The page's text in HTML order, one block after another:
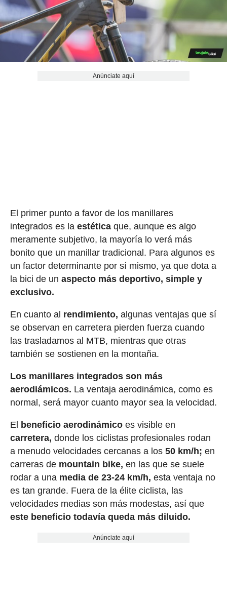
Anúnciate aquí
El primer punto a favor de los manillares
integrados es la estéticaque, aunque es algo
meramente subjetivo, la mayoría lo verá más
bonito que un manillar tradicional. Para algunos es
un factor determinante por sí mismo, ya que dota a
la bici de un aspecto más deportivo, simple y
exclusivo.
En cuanto al rendimiento, algunas ventajas que sí
se observan en carretera pierden fuerza cuando
las trasladamos al MTB, mientras que otras
también se sostienen en la montaña.
Los manillares integrados son más
aerodiámicos. La ventaja aerodinámica, como es
normal, será mayor cuanto mayor sea la velocidad.
El beneficio aerodinámicoes visible en
carretera, donde los ciclistas profesionales rodan
a menudo velocidades cercanas a los 50 km/h; en
carreras demountain bike, en las que se suele
rodar a una media de 23-24 km/h, esta ventaja no
es tan grande. Fuera de la élite ciclista, las
velocidades medias son más modestas, así que
este beneficio todavía queda más diluido.
Anúnciate aquí